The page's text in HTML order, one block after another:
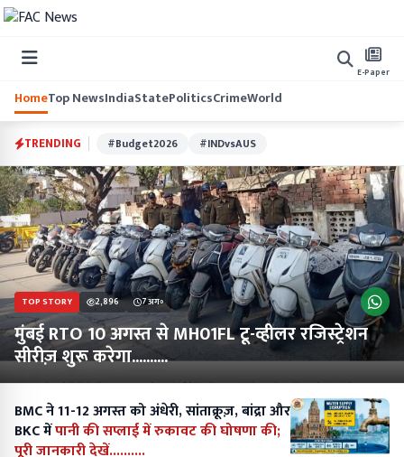
E-Paper
HomeTop NewsIndiaStatePoliticsCrimeWorld
TRENDING #Budget2026 #INDvsAUS
TOP STORY 2,896 7 अग॰
मुंबई RTO 10 अगस्त से MH01FL टू-व्हीलर रजिस्ट्रेशन
सीरीज़ शुरू करेगा..........
BMC ने 11-12 अगस्त को अंधेरी, सांताक्रूज़, बांद्रा और
BKC मेंपानी की सप्लाई में रुकावट की घोषणा की;
पूरी जानकारी देखें..........